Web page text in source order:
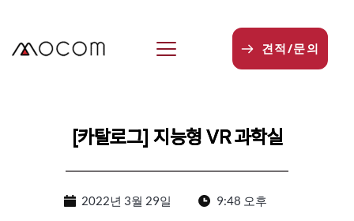
견적/문의
[카탈로그] 지능형 VR 과학실
2022년 3월 29일 9:48 오후